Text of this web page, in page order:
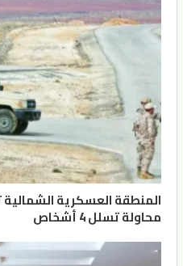
المنطقة العسكرية
محاولة تسلل 4 أشخاص